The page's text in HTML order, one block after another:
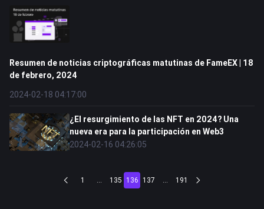
Resumen de noticias criptográficas matutinas de FameEX | 18
de febrero, 2024
2024-02-18 04:17:00
¿El resurgimiento de las NFT en 2024? Una
nueva era para la participación en Web3
2024-02-16 04:26:05
1 ... 135 136 137 ... 191